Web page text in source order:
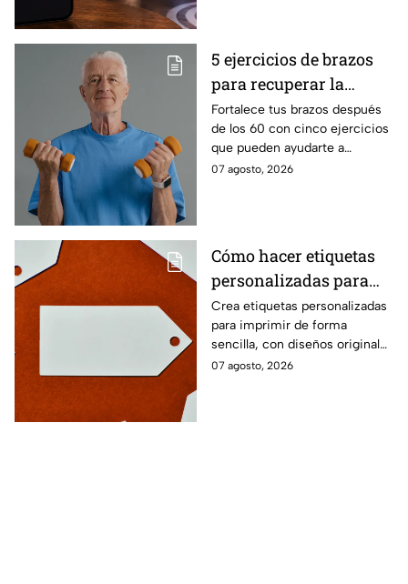
5 ejercicios de brazos
para recuperar la
fuerza después de los
60
Fortalece tus brazos después
de los 60 con cinco ejercicios
que pueden ayudarte a
recuperar fuerza, movilidad y
07 agosto, 2026
Cómo hacer etiquetas
personalizadas para
imprimir
Crea etiquetas personalizadas
para imprimir de forma
sencilla, con diseños originales
y detalles adaptados a tus
07 agosto, 2026